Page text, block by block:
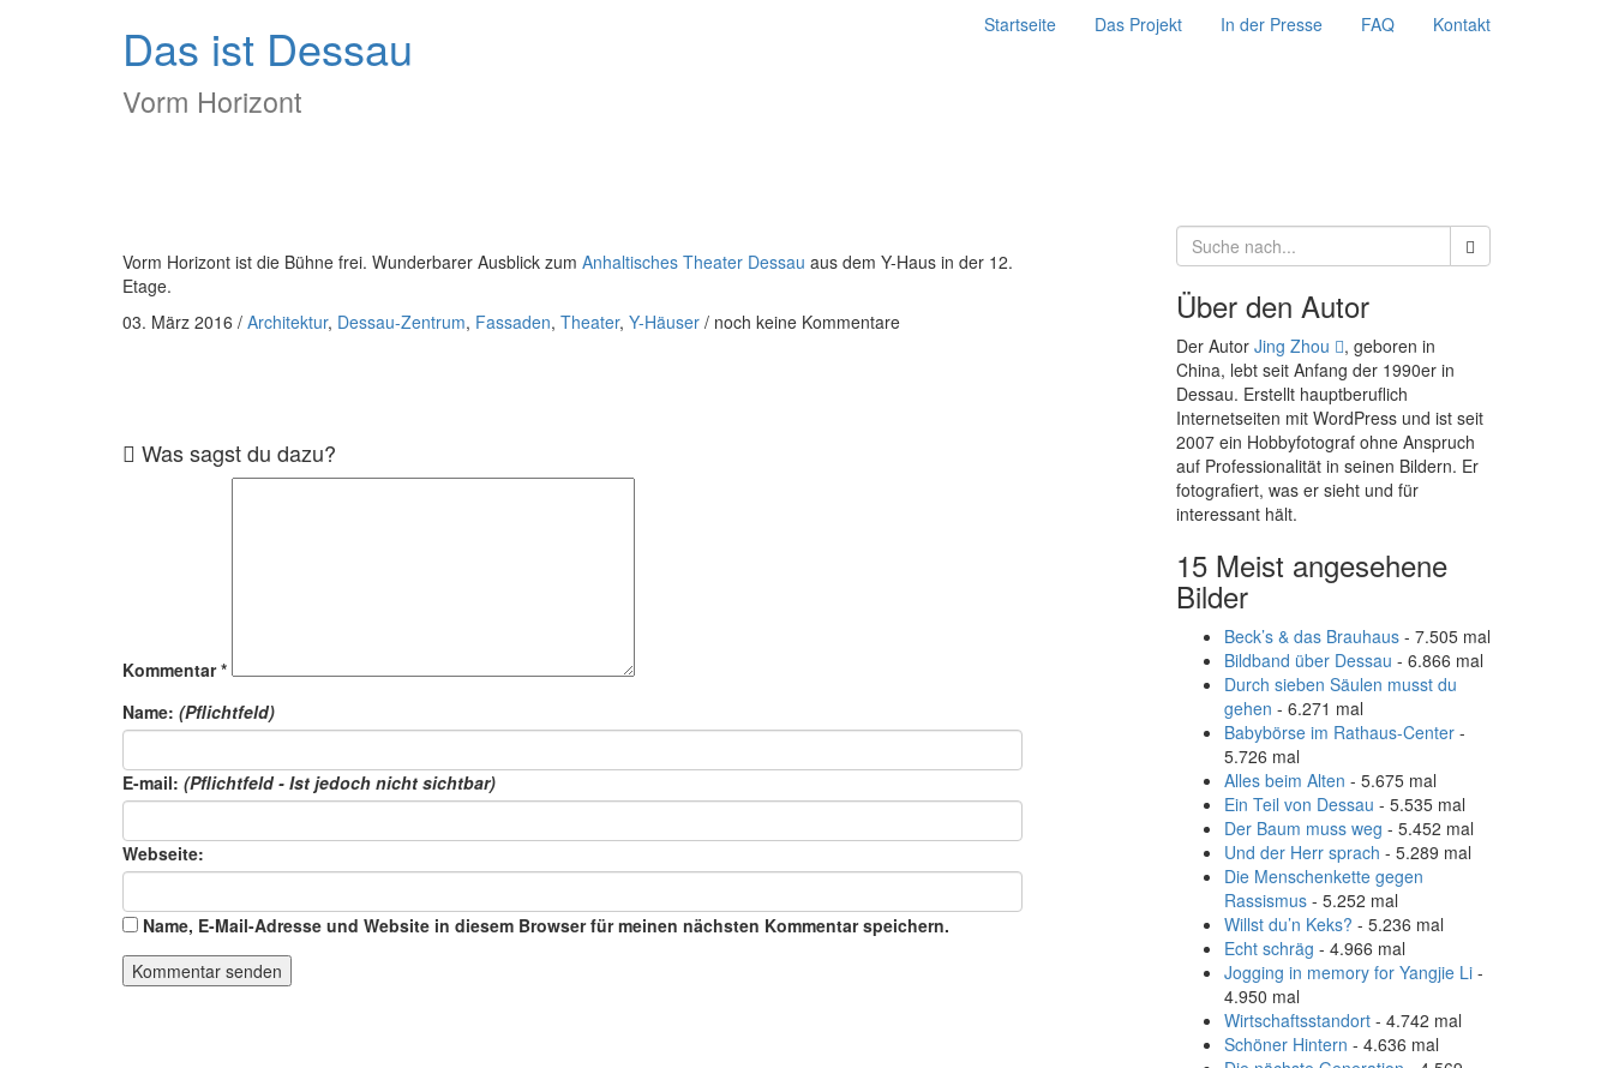
Das ist Dessau
Vorm Horizont
Startseite Das Projekt In der Presse FAQ Kontakt
Vorm Horizont ist die Bühne frei. Wunderbarer Ausblick zum Anhaltisches Theater Dessau aus dem Y-Haus in der 12.
Etage.
03. März 2016 / Architektur, Dessau-Zentrum, Fassaden, Theater, Y-Häuser / noch keine Kommentare
Was sagst du dazu?
Kommentar*
Name: (Pflichtfeld)
E-mail: (Pflichtfeld - Ist jedoch nicht sichtbar)
Webseite:
Name, E-Mail-Adresse und Website in diesem Browser für meinen nächsten Kommentar speichern.
Über den Autor
Der Autor Jing Zhou
, geboren in
China, lebt seit Anfang der 1990er in
Dessau. Erstellt hauptberuflich
Internetseiten mit WordPress und ist seit
2007 ein Hobbyfotograf ohne Anspruch
auf Professionalität in seinen Bildern. Er
fotografiert, was er sieht und für
interessant hält.
15 Meist angesehene
Bilder
Beck’s & das Brauhaus- 7.505 mal
Bildband über Dessau - 6.866 mal
Durch sieben Säulen musst du
gehen - 6.271 mal
Babybörse im Rathaus-Center-
5.726 mal
Alles beim Alten - 5.675 mal
Ein Teil von Dessau - 5.535 mal
Der Baum muss weg - 5.452 mal
Und der Herr sprach - 5.289 mal
Die Menschenkette gegen
Rassismus- 5.252 mal
Willst du’n Keks? - 5.236 mal
Echt schräg - 4.966 mal
Jogging in memory for Yangjie Li-
4.950 mal
Wirtschaftsstandort- 4.742 mal
Schöner Hintern - 4.636 mal